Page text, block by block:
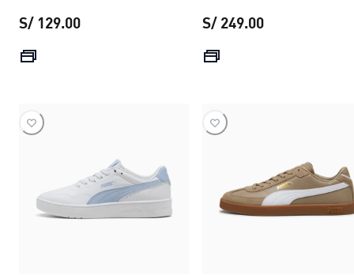
S/ 129.00
precio actual S/ 129.00
S/ 249.00